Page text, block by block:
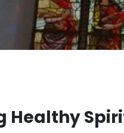
Healthy